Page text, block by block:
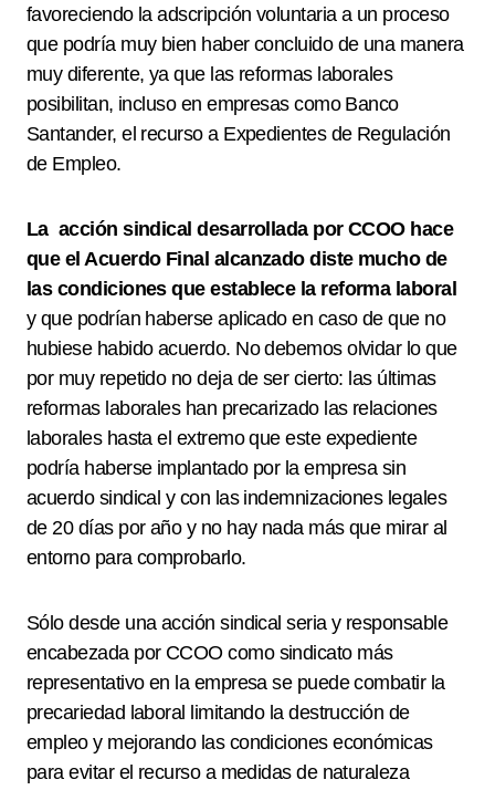
favoreciendo la adscripción voluntaria a un proceso
que podría muy bien haber concluido de una manera
muy diferente, ya que las reformas laborales
posibilitan, incluso en empresas como Banco
Santander, el recurso a Expedientes de Regulación
de Empleo.
La acción sindical desarrollada por CCOO hace
que el Acuerdo Final alcanzado diste mucho de
las condiciones que establece la reforma laboral
y que podrían haberse aplicado en caso de que no
hubiese habido acuerdo. No debemos olvidar lo que
por muy repetido no deja de ser cierto: las últimas
reformas laborales han precarizado las relaciones
laborales hasta el extremo que este expediente
podría haberse implantado por la empresa sin
acuerdo sindical y con las indemnizaciones legales
de 20 días por año y no hay nada más que mirar al
entorno para comprobarlo.
Sólo desde una acción sindical seria y responsable
encabezada por CCOO como sindicato más
representativo en la empresa se puede combatir la
precariedad laboral limitando la destrucción de
empleo y mejorando las condiciones económicas
para evitar el recurso a medidas de naturaleza